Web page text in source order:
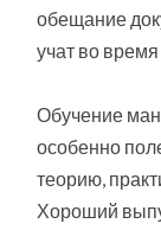
обещание
учат во
Обучение
особенно
теорию,
Хороший